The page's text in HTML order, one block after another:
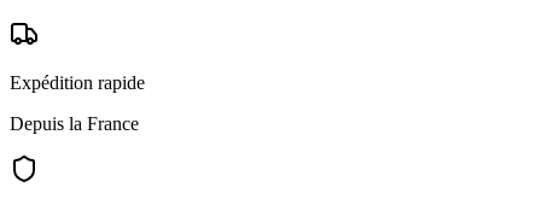
Expédition rapide
Depuis la France